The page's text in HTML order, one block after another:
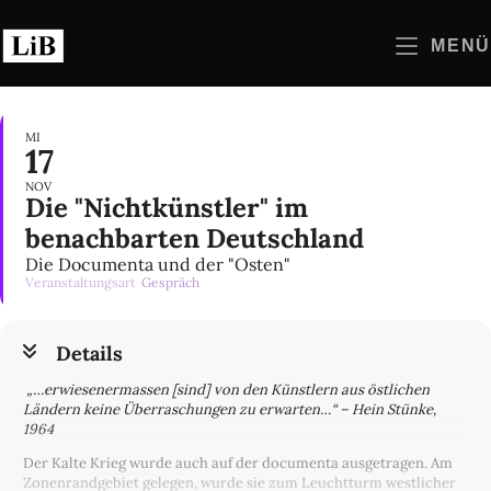
Inhalt
springen
MENÜ
MI
17
NOV
Die "Nichtkünstler" im
benachbarten Deutschland
Die Documenta und der "Osten"
Veranstaltungsart Gespräch
Details
„…erwiesenermassen [sind] von den Künstlern aus östlichen
Ländern keine Überraschungen zu erwarten…“ – Hein Stünke,
1964
Der Kalte Krieg wurde auch auf der documenta ausgetragen. Am
Zonenrandgebiet gelegen, wurde sie zum Leuchtturm westlicher